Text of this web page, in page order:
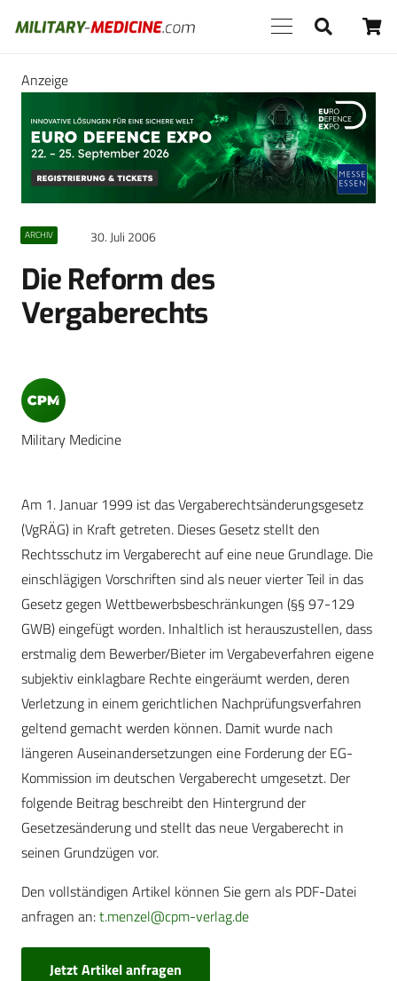
Anzeige
ARCHIV 30. Juli 2006
Die Reform des
Vergaberechts
Military Medicine
Am 1. Januar 1999 ist das Vergaberechtsänderungsgesetz
(VgRÄG) in Kraft getreten. Dieses Gesetz stellt den
Rechtsschutz im Vergaberecht auf eine neue Grundlage. Die
einschlägigen Vorschriften sind als neuer vierter Teil in das
Gesetz gegen Wettbewerbsbeschränkungen (§§ 97-129
GWB) eingefügt worden. Inhaltlich ist herauszustellen, dass
erstmalig dem Bewerber/Bieter im Vergabeverfahren eigene
subjektiv einklagbare Rechte eingeräumt werden, deren
Verletzung in einem gerichtlichen Nachprüfungsverfahren
geltend gemacht werden können. Damit wurde nach
längeren Auseinandersetzungen eine Forderung der EG-
Kommission im deutschen Vergaberecht umgesetzt. Der
folgende Beitrag beschreibt den Hintergrund der
Gesetzesänderung und stellt das neue Vergaberecht in
seinen Grundzügen vor.
Den vollständigen Artikel können Sie gern als PDF-Datei
anfragen an:t.menzel@cpm-verlag.de
Jetzt Artikel anfragen